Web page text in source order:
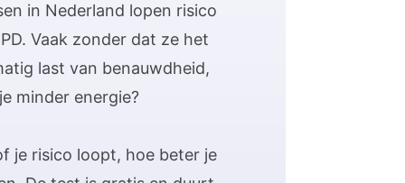
in Nederland lopen risico
Vaak zonder dat ze het
last van benauwdheid,
minder energie?
je risico loopt, hoe beter je